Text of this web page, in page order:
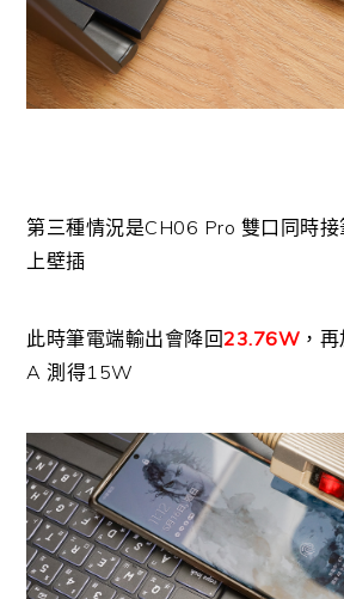
第三種情況是CH06 Pro 雙口同時
上壁插
此時筆電端輸出會降回23.76W ，
A 測得15W